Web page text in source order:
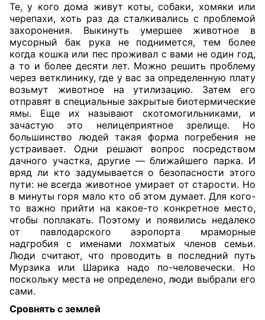
Те, у кого дома живут коты, собаки, хомяки или
черепахи, хоть раз да сталкивались с проблемой
захоронения. Выкинуть умершее животное в
мусорный бак рука не поднимется, тем более
когда кошка или пес проживал с вами не один год,
а то и более десяти лет. Можно решить проблему
через ветклинику, где у вас за определенную плату
возьмут животное на утилизацию. Затем его
отправят в специальные закрытые биотермические
ямы. Еще их называют скотомогильниками, и
зачастую это нелицеприятное зрелище. Но
большинство людей такая форма погребения не
устраивает. Одни решают вопрос посредством
дачного участка, другие — ближайшего парка. И
вряд ли кто задумывается о безопасности этого
пути: не всегда животное умирает от старости. Но
в минуты горя мало кто об этом думает. Для кого-
то важно прийти на какое-то конкретное место,
чтобы поплакать. Поэтому и появились недалеко
от павлодарского аэропорта мраморные
надгробия с именами лохматых членов семьи.
Люди считают, что проводить в последний путь
Мурзика или Шарика надо по-человечески. Но
поскольку места не определено, люди выбрали его
сами.
Сровнять с землей